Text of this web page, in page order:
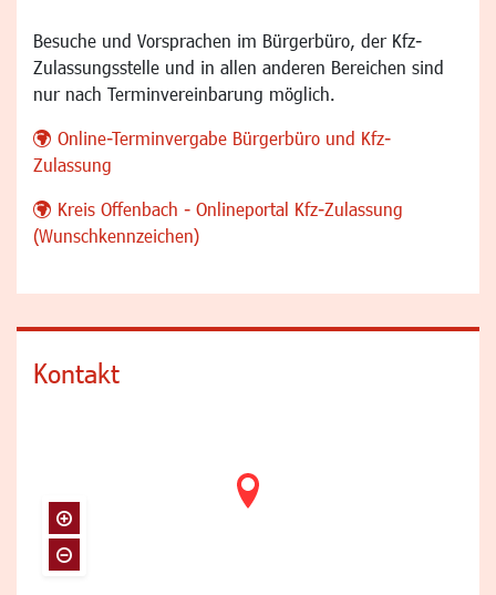
Besuche und Vorsprachen im Bürgerbüro, der Kfz-
Zulassungsstelle und in allen anderen Bereichen sind
nur nach Terminvereinbarung möglich.
Online-Terminvergabe Bürgerbüro und Kfz-
Zulassung
Kreis Offenbach - Onlineportal Kfz-Zulassung
(Wunschkennzeichen)
Kontakt